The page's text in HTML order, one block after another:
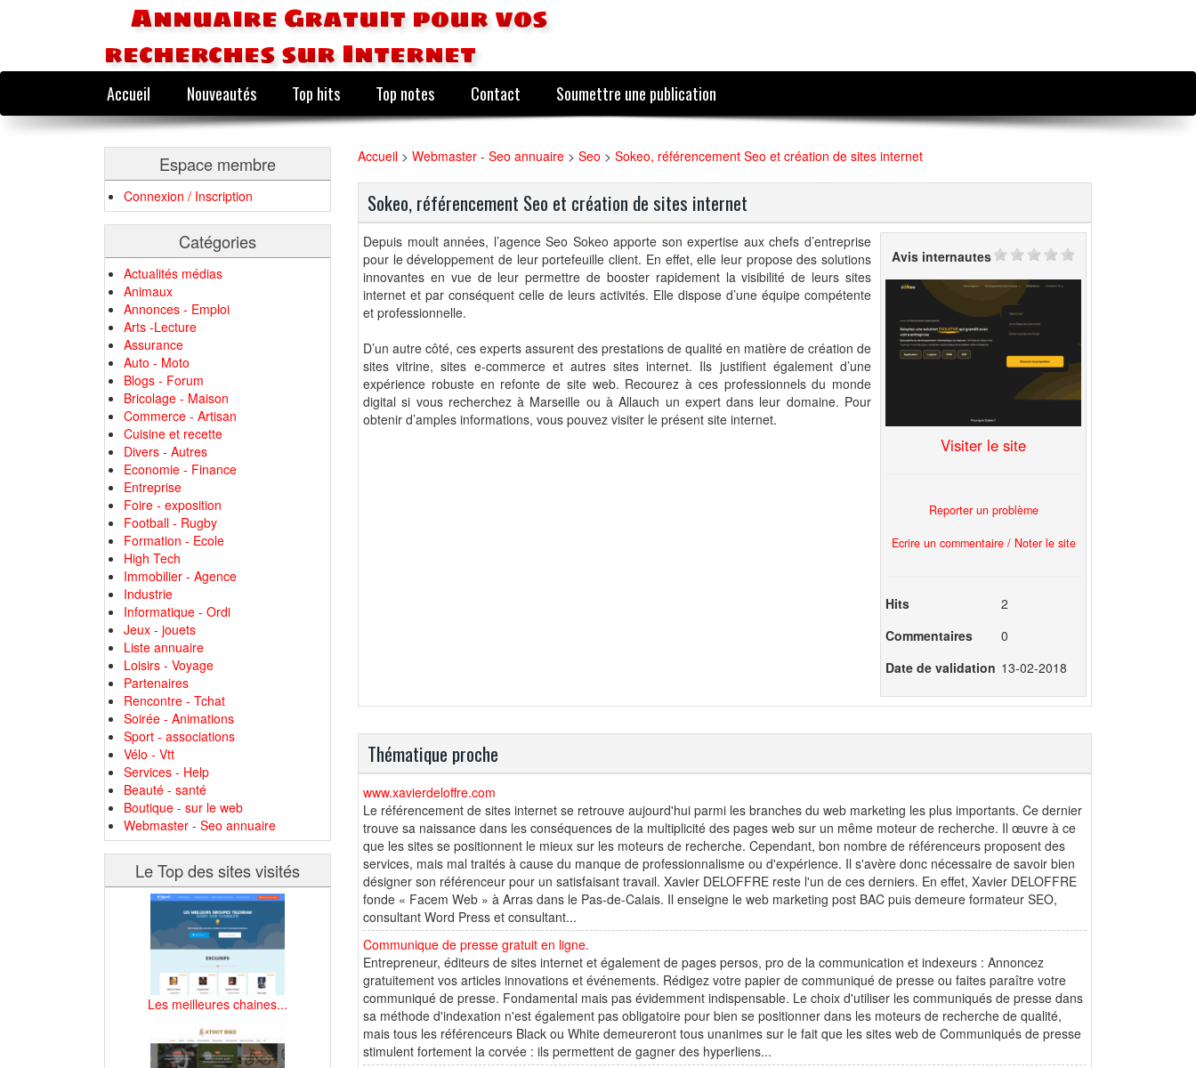
Annuaire Gratuit pour vos
recherches sur Internet
Accueil Nouveautés Top hits Top notes Contact Soumettre une publication
Espace membre
Connexion / Inscription
Catégories
Actualités médias
Animaux
Annonces - Emploi
Arts -Lecture
Assurance
Auto - Moto
Blogs - Forum
Bricolage - Maison
Commerce - Artisan
Cuisine et recette
Divers - Autres
Economie - Finance
Entreprise
Foire - exposition
Football - Rugby
Formation - Ecole
High Tech
Immobilier - Agence
Industrie
Informatique - Ordi
Jeux - jouets
Liste annuaire
Loisirs - Voyage
Partenaires
Rencontre - Tchat
Soirée - Animations
Sport - associations
Vélo - Vtt
Services - Help
Beauté - santé
Boutique - sur le web
Webmaster - Seo annuaire
Le Top des sites visités
Les meilleures chaines...
Accueil > Webmaster - Seo annuaire > Seo > Sokeo, référencement Seo et création de sites internet
Sokeo, référencement Seo et création de sites internet
Depuis moult années, l’agence Seo Sokeo apporte son expertise aux chefs d’entreprise
pour le développement de leur portefeuille client. En effet, elle leur propose des solutions
innovantes en vue de leur permettre de booster rapidement la visibilité de leurs sites
internet et par conséquent celle de leurs activités. Elle dispose d’une équipe compétente
et professionnelle.
D’un autre côté, ces experts assurent des prestations de qualité en matière de création de
sites vitrine, sites e-commerce et autres sites internet. Ils justifient également d’une
expérience robuste en refonte de site web. Recourez à ces professionnels du monde
digital si vous recherchez à Marseille ou à Allauch un expert dans leur domaine. Pour
obtenir d’amples informations, vous pouvez visiter le présent site internet.
Avis internautes
Visiter le site
Reporter un problème
Ecrire un commentaire / Noter le site
Hits
2
Commentaires
0
Date de validation 13-02-2018
Thématique proche
www.xavierdeloffre.com
Le référencement de sites internet se retrouve aujourd'hui parmi les branches du web marketing les plus importants. Ce dernier
trouve sa naissance dans les conséquences de la multiplicité des pages web sur un même moteur de recherche. Il œuvre à ce
que les sites se positionnent le mieux sur les moteurs de recherche. Cependant, bon nombre de référenceurs proposent des
services, mais mal traités à cause du manque de professionnalisme ou d'expérience. Il s'avère donc nécessaire de savoir bien
désigner son référenceur pour un satisfaisant travail. Xavier DELOFFRE reste l'un de ces derniers. En effet, Xavier DELOFFRE
fonde « Facem Web » à Arras dans le Pas-de-Calais. Il enseigne le web marketing post BAC puis demeure formateur SEO,
consultant Word Press et consultant...
Communique de presse gratuit en ligne.
Entrepreneur, éditeurs de sites internet et également de pages persos, pro de la communication et indexeurs : Annoncez
gratuitement vos articles innovations et événements. Rédigez votre papier de communiqué de presse ou faites paraître votre
communiqué de presse. Fondamental mais pas évidemment indispensable. Le choix d'utiliser les communiqués de presse dans
sa méthode d'indexation n'est également pas obligatoire pour bien se positionner dans les moteurs de recherche de qualité,
mais tous les référenceurs Black ou White demeureront tous unanimes sur le fait que les sites web de Communiqués de presse
stimulent fortement la corvée : ils permettent de gagner des hyperliens...